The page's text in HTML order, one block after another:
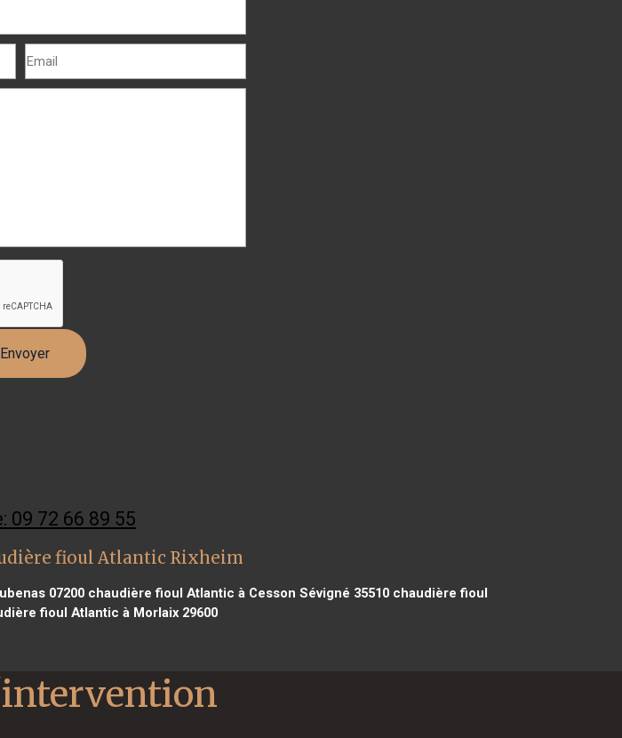
09 72 66 89 55
fioul Atlantic Rixheim
07200chaudière fioul Atlantic à Cesson Sévigné 35510chaudière fioul
fioul Atlantic à Morlaix 29600